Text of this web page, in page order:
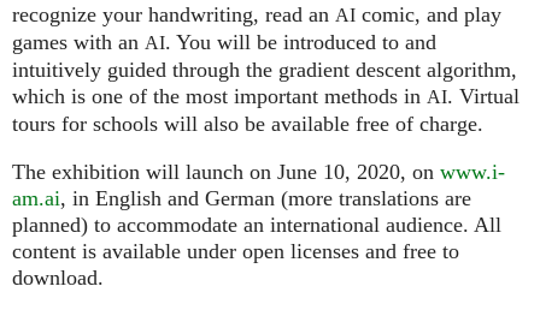
recognize your handwriting, read an AI comic, and play
games with an AI. You will be introduced to and
intuitively guided through the gradient descent algorithm,
which is one of the most important methods in AI. Virtual
tours for schools will also be available free of charge.
The exhibition will launch on June 10, 2020, on www.i-
am.ai, in English and German (more translations are
planned) to accommodate an international audience. All
content is available under open licenses and free to
download.